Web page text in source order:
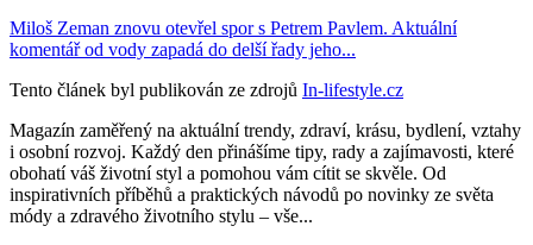
Miloš Zeman znovu otevřel spor s Petrem Pavlem. Aktuální
komentář od vody zapadá do delší řady jeho...
Tento článek byl publikován ze zdrojů In-lifestyle.cz
Magazín zaměřený na aktuální trendy, zdraví, krásu, bydlení, vztahy
i osobní rozvoj. Každý den přinášíme tipy, rady a zajímavosti, které
obohatí váš životní styl a pomohou vám cítit se skvěle. Od
inspirativních příběhů a praktických návodů po novinky ze světa
módy a zdravého životního stylu – vše...